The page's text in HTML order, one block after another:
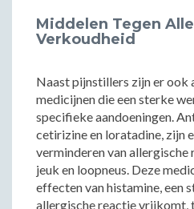
Middelen Tegen
Verkoudheid
Naast pijnstillers zijn er
medicijnen die een sterke
specifieke aandoeningen.
cetirizine en loratadine, zijn
verminderen van allergische
jeuk en loopneus. Deze
effecten van histamine, een
allergische reactie vrijkomt,